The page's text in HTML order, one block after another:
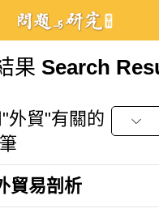
果 Search
外貿"有關的
貿易剖析